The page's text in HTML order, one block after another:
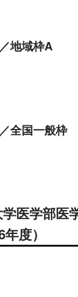
／地域枠A
／全国一般枠
医学部医
度）